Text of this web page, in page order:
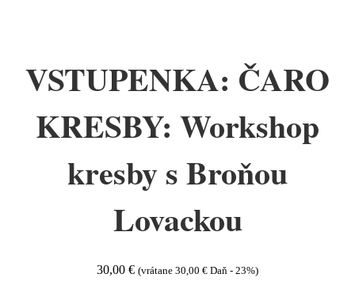
VSTUPENKA: ČARO
KRESBY: Workshop
kresby s Broňou
Lovackou
30,00 € (vrátane 30,00 € Daň - 23%)